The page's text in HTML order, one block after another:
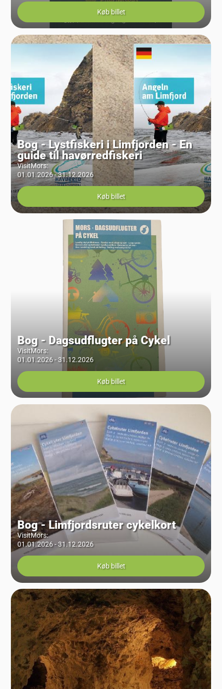
Køb billet
Bog - Lystfiskeri i Limfjorden - En
guide til havørredfiskeri
VisitMors:
01.01.2026 - 31.12.2026
Køb billet
Bog - Dagsudflugter på Cykel
VisitMors:
01.01.2026 - 31.12.2026
Køb billet
Bog - Limfjordsruter cykelkort
VisitMors:
01.01.2026 - 31.12.2026
Køb billet